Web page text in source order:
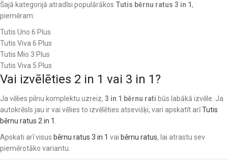
Šajā kategorijā atradīsi populārākos Tutis bērnu ratus 3 in 1,
piemēram:
Tutis Uno 6 Plus
Tutis Viva 6 Plus
Tutis Mio 3 Plus
Tutis Viva 5 Plus
Vai izvēlēties 2 in 1 vai 3 in 1?
Ja vēlies pilnu komplektu uzreiz, 3 in 1 bērnu rati būs labākā izvēle. Ja
autokrēsls jau ir vai vēlies to izvēlēties atsevišķi, vari apskatīt arīTutis
bērnu ratus 2 in 1
Apskati arī visus bērnu ratus 3 in 1 vai bērnu ratus, lai atrastu sev
piemērotāko variantu.